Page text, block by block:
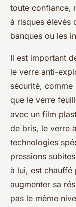
toute confiance,
à risques élevés
banques ou les
Il est important
le verre anti-
sécurité,
que le verre
avec un film
de bris, le verre
technologies
pressions
à lui, est
augmenter sa
pas le même